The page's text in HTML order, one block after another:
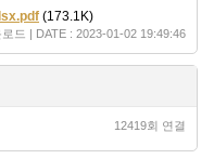
(173.1K)
드 | DATE : 2023-01-02 19:49:46
12419회 연결